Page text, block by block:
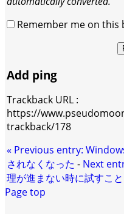
Remember me on this
Add ping
Trackback URL :
https://
trackback/178
« Previous entry:
されなくなった - Next
理が進まない時に試すこと
Page top